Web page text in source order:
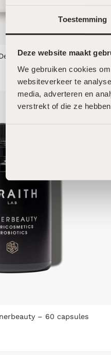
Toestemming
Deze website maakt
We gebruiken cookies
websiteverkeer te
media, adverteren en
verstrekt of die ze
– 30ml
– 60 capsules